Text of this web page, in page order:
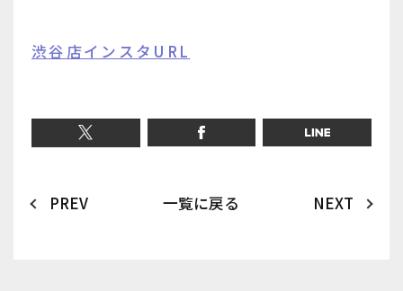
渋谷店インスタURL
PREV 一覧に戻る NEXT